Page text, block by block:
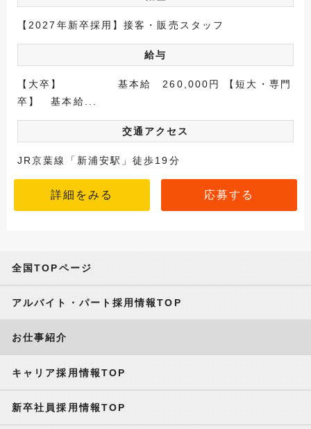
【2027年新卒採用】接客・販売スタッフ
給与
【大卒】 基本給 260,000円 【短大・専門
卒】 基本給...
交通アクセス
JR京葉線「新浦安駅」徒歩19分
詳細をみる 応募する
全国TOPページ
アルバイト・パート採用情報TOP
お仕事紹介
キャリア採用情報TOP
新卒社員採用情報TOP